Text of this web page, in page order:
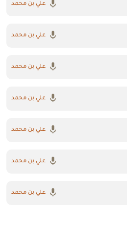
علي بن محمد
علي بن محمد
علي بن محمد
علي بن محمد
علي بن محمد
علي بن محمد
علي بن محمد